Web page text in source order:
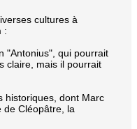
cultures à
:
"Antonius", qui pourrait
claire, mais il pourrait
historiques, dont Marc
de Cléopâtre, la